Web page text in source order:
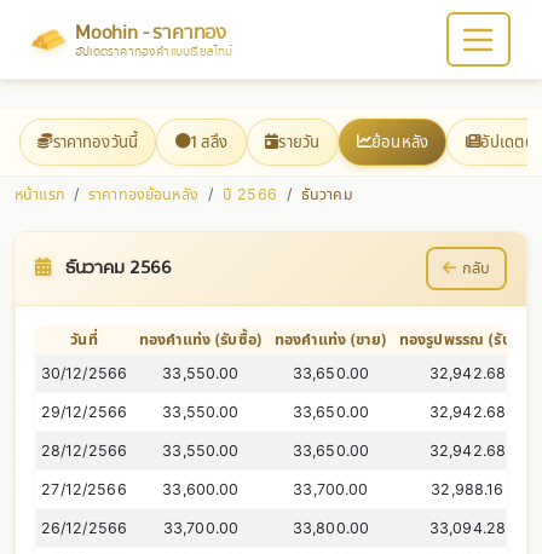
Moohin - ราคาทอง
อัปเดตราคาทองคำแบบเรียลไทม์
ราคาทองวันนี้ 1 สลึง รายวัน ย้อนหลัง อัปเดตต
หน้าแรก ราคาทองย้อนหลัง ปี 2566 ธันวาคม
ธันวาคม 2566 กลับ
วันที่ ทองคำแท่ง (รับซื้อ) ทองคำแท่ง (ขาย)
ทองรูปพรรณ (รับซื้อ)
30/12/2566
33,550.00 33,650.00 32,942.68
29/12/2566 33,550.00 33,650.00 32,942.68
28/12/2566 33,550.00 33,650.00 32,942.68
27/12/2566 33,600.00 33,700.00 32,988.16
26/12/2566 33,700.00 33,800.00 33,094.28